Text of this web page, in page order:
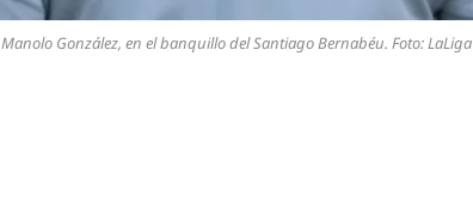
Manolo González, en el banquillo del Santiago Bernabéu. Foto: LaLiga